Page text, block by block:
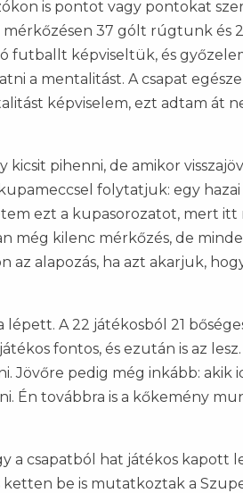
is pontot vagy pontokat
mérkőzésen 37 gólt rúgtunk és
futballt képviseltük, és
a mentalitást. A csapat
képviselem, ezt adtam át
pihenni, de amikor
folytatjuk: egy
ezt a kupasorozatot, mert
még kilenc mérkőzés, de
alapozás, ha azt akarjuk,
lépett. A 22 játékosból 21
fontos, és ezután is az
Jövőre pedig még inkább: akik
Én továbbra is a kőkemény
a csapatból hat játékos kapott
be is mutatkoztak a